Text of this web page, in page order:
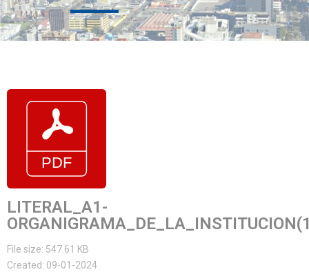
LITERAL_A1-
File size: 547.61 KB
Created: 09-01-2024